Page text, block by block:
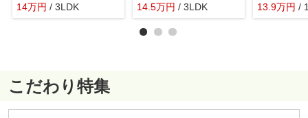
14万円 / 3LDK
14.5万円 / 3LDK
13.9万円 /
こだわり特集